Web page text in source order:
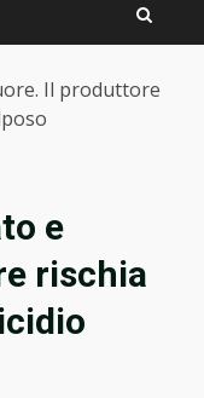
Il produttore
e
rischia